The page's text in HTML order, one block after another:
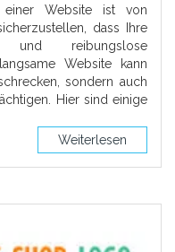
einer Website ist von
dass Ihre
reibungslose
Website kann
sondern auch
Hier sind einige
Weiterlesen